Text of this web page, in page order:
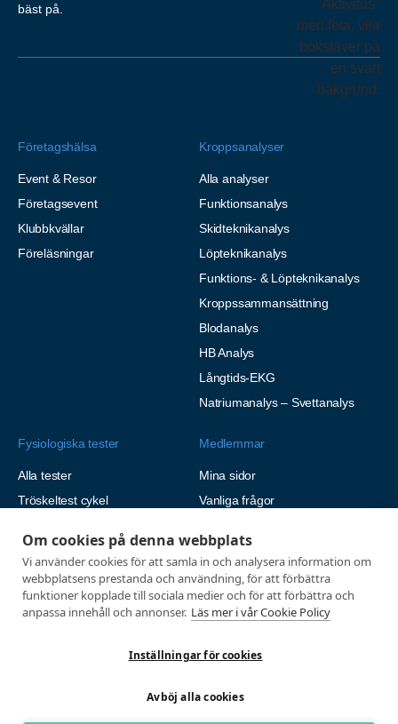
Om cookies på denna webbplats
Vi använder cookies för att samla in och analysera information om
webbplatsens prestanda och användning, för att förbättra
funktioner kopplade till sociala medier och för att förbättra och
anpassa innehåll och annonser. Läs mer i vår Cookie Policy
Inställningar för cookies
Avböj alla cookies
bäst på.
Företagshälsa
Event & Resor
Företagsevent
Klubbkvällar
Föreläsningar
Kroppsanalyser
Alla analyser
Funktionsanalys
Skidteknikanalys
Löpteknikanalys
Funktions- & Löpteknikanalys
Kroppssammansättning
Blodanalys
HB Analys
Långtids-EKG
Natriumanalys – Svettanalys
Fysiologiska tester
Alla tester
Tröskeltest cykel
Tröskeltest skidor
Tröskeltest triathlon (cykel +
löpning)
Tröskeltest + VO2max
Medlemmar
Mina sidor
Vanliga frågor
© 2026
Integritetspolicy